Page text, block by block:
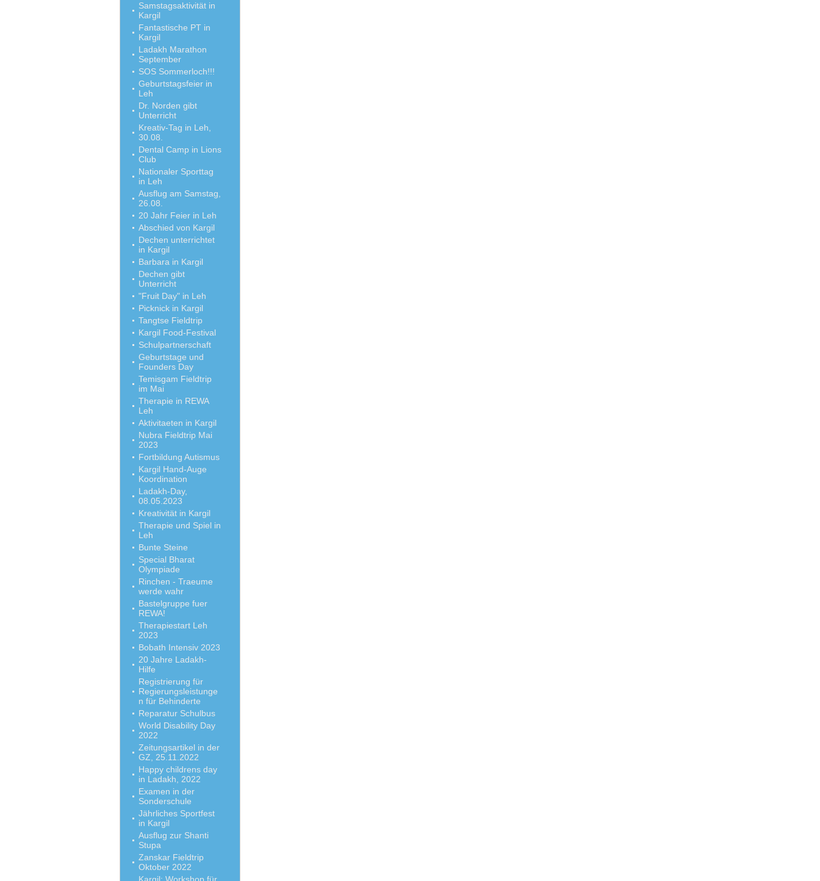
Samstagsaktivität in
Kargil
Fantastische PT in
Kargil
Ladakh Marathon
September
SOS Sommerloch!!!
Geburtstagsfeier in
Leh
Dr. Norden gibt
Unterricht
Kreativ-Tag in Leh,
30.08.
Dental Camp in Lions
Club
Nationaler Sporttag
in Leh
Ausflug am Samstag,
26.08.
20 Jahr Feier in Leh
Abschied von Kargil
Dechen unterrichtet
in Kargil
Barbara in Kargil
Dechen gibt
Unterricht
"Fruit Day" in Leh
Picknick in Kargil
Tangtse Fieldtrip
Kargil Food-Festival
Schulpartnerschaft
Geburtstage und
Founders Day
Temisgam Fieldtrip
im Mai
Therapie in REWA
Leh
Aktivitaeten in Kargil
Nubra Fieldtrip Mai
2023
Fortbildung Autismus
Kargil Hand-Auge
Koordination
Ladakh-Day,
08.05.2023
Kreativität in Kargil
Therapie und Spiel in
Leh
Bunte Steine
Special Bharat
Olympiade
Rinchen - Traeume
werde wahr
Bastelgruppe fuer
REWA!
Therapiestart Leh
2023
Bobath Intensiv 2023
20 Jahre Ladakh-
Hilfe
Registrierung für
Regierungsleistunge
n für Behinderte
Reparatur Schulbus
World Disability Day
2022
Zeitungsartikel in der
GZ, 25.11.2022
Happy childrens day
in Ladakh, 2022
Examen in der
Sonderschule
Jährliches Sportfest
in Kargil
Ausflug zur Shanti
Stupa
Zanskar Fieldtrip
Oktober 2022